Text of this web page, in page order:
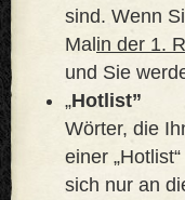
sind. Wenn
Malin der 1.
und Sie
„Hotlist”
Wörter, die
einer
sich nur an